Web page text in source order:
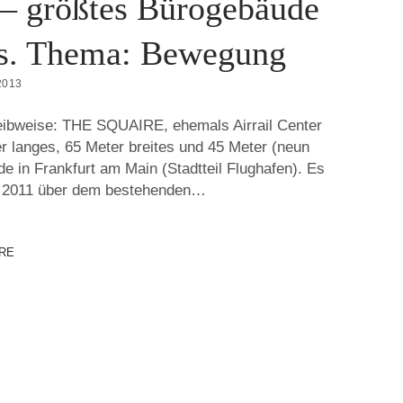
größtes Bürogebäude
Thema: Bewegung
THE SQUAIRE, ehemals Airrail Center
langes, 65 Meter breites und 45 Meter (neun
in Frankfurt am Main (Stadtteil Flughafen). Es
über dem bestehenden…